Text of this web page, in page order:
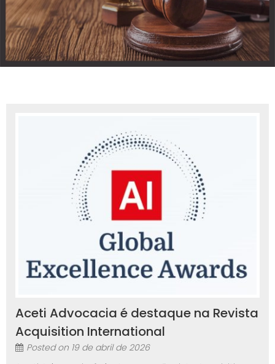
Aceti Advocacia é destaque na Revista
Acquisition International
Posted on 19 de abril de 2026